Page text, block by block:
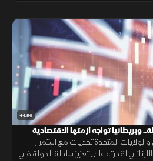
44:56
وبريطانيا تواجه أزمتها الاقتصادية
المتحدة تحديات مع استمرار
اللبناني لقدرته على تعزيز سلطة الدولة في